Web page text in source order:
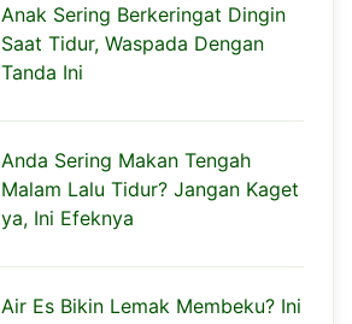
Anak Sering Berkeringat Dingin
Saat Tidur, Waspada Dengan
Tanda Ini
Anda Sering Makan Tengah
Malam Lalu Tidur? Jangan Kaget
ya, Ini Efeknya
Air Es Bikin Lemak Membeku? Ini